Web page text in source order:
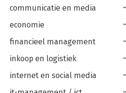
communicatie en media
economie
financieel management
inkoop en logistiek
internet en social media